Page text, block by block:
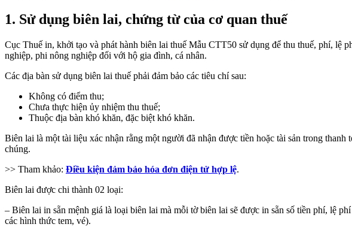
1. Sử dụng biên lai, chứng từ của cơ quan thuế
Cục Thuế in, khởi tạo và phát hành biên lai thuế Mẫu CTT50 sử dụng để thu thuế, phí, lệ
nghiệp, phi nông nghiệp đối với hộ gia đình, cá nhân.
Các địa bàn sử dụng biên lai thuế phải đảm bảo các tiêu chí sau:
Không có điểm thu;
Chưa thực hiện ủy nhiệm thu thuế;
Thuộc địa bàn khó khăn, đặc biệt khó khăn.
Biên lai là một tài liệu xác nhận rằng một người đã nhận được tiền hoặc tài sản trong
chúng.
>> Tham khảo: Điều kiện đảm bảo hóa đơn điện tử hợp lệ.
Biên lai được chi thành 02 loại:
– Biên lai in sẵn mệnh giá là loại biên lai mà mỗi tờ biên lai sẽ được in sẵn số tiền phí, lệ
các hình thức tem, vé).